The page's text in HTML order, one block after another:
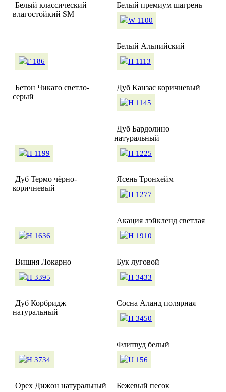
Белый классический
влагостойкий SM
Белый премиум шагрень
Белый Альпийский
Бетон Чикаго светло-
серый
Дуб Канзас коричневый
Дуб Бардолино
натуральный
Дуб Термо чёрно-
коричневый
Ясень Тронхейм
Акация лэйкленд светлая
Вишня Локарно Бук луговой
Дуб Корбридж
натуральный
Сосна Аланд полярная
Флитвуд белый
Орех Дижон натуральный Бежевый песок